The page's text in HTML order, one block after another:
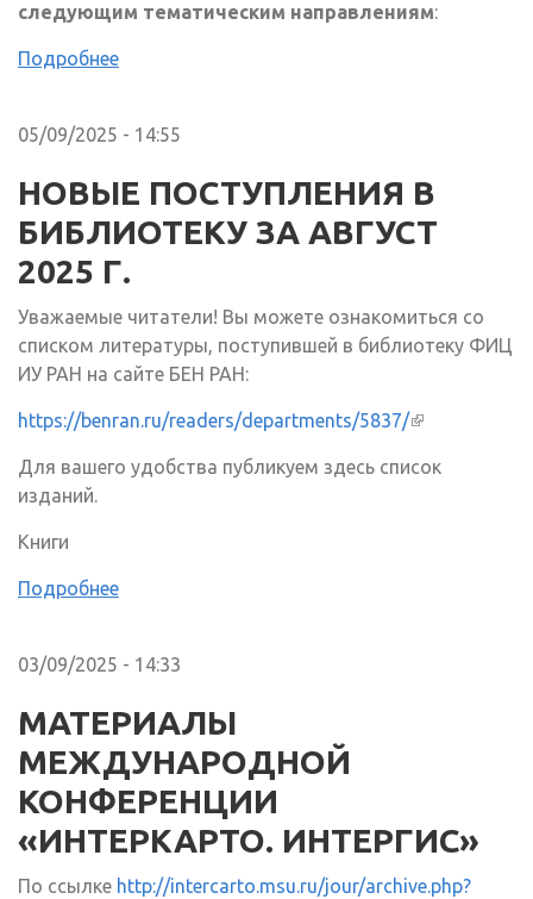
следующим тематическим направлениям:
Подробнее
05/09/2025 - 14:55
НОВЫЕ ПОСТУПЛЕНИЯ В
БИБЛИОТЕКУ ЗА АВГУСТ
2025 Г.
Уважаемые читатели! Вы можете ознакомиться со
списком литературы, поступившей в библиотеку ФИЦ
ИУ РАН на сайте БЕН РАН:
https://benran.ru/readers/departments/5837/(внешняя
Для вашего удобства публикуем здесь список
изданий.
Книги
Подробнее
03/09/2025 - 14:33
МАТЕРИАЛЫ
МЕЖДУНАРОДНОЙ
КОНФЕРЕНЦИИ
«ИНТЕРКАРТО. ИНТЕРГИС»
По ссылке http://intercarto.msu.ru/jour/archive.php?